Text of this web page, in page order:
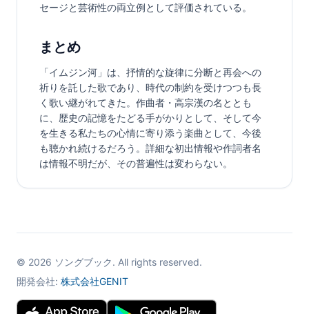
セージと芸術性の両立例として評価されている。
まとめ
「イムジン河」は、抒情的な旋律に分断と再会への
祈りを託した歌であり、時代の制約を受けつつも長
く歌い継がれてきた。作曲者・高宗漢の名ととも
に、歴史の記憶をたどる手がかりとして、そして今
を生きる私たちの心情に寄り添う楽曲として、今後
も聴かれ続けるだろう。詳細な初出情報や作詞者名
は情報不明だが、その普遍性は変わらない。
© 2026 ソングブック. All rights reserved.
開発会社: 株式会社GENIT